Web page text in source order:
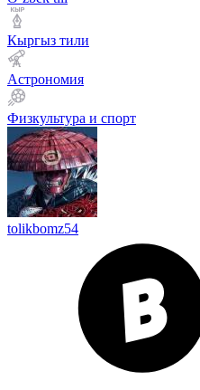
Кыргыз тили
Астрономия
Физкультура и спорт
tolikbomz54